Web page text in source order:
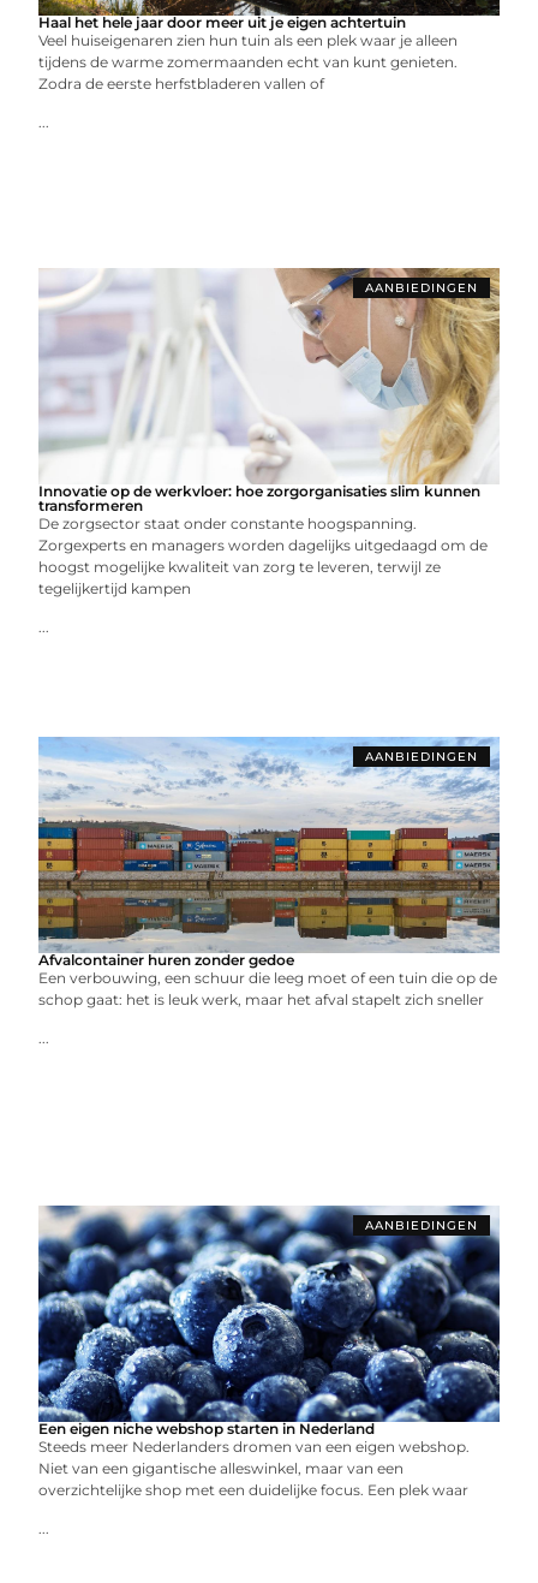
Haal het hele jaar door meer uit je eigen achtertuin
Veel huiseigenaren zien hun tuin als een plek waar je alleen
tijdens de warme zomermaanden echt van kunt genieten.
Zodra de eerste herfstbladeren vallen of
...
AANBIEDINGEN
Innovatie op de werkvloer: hoe zorgorganisaties slim kunnen
transformeren
De zorgsector staat onder constante hoogspanning.
Zorgexperts en managers worden dagelijks uitgedaagd om de
hoogst mogelijke kwaliteit van zorg te leveren, terwijl ze
tegelijkertijd kampen
...
AANBIEDINGEN
Afvalcontainer huren zonder gedoe
Een verbouwing, een schuur die leeg moet of een tuin die op de
schop gaat: het is leuk werk, maar het afval stapelt zich sneller
...
AANBIEDINGEN
Een eigen niche webshop starten in Nederland
Steeds meer Nederlanders dromen van een eigen webshop.
Niet van een gigantische alleswinkel, maar van een
overzichtelijke shop met een duidelijke focus. Een plek waar
...